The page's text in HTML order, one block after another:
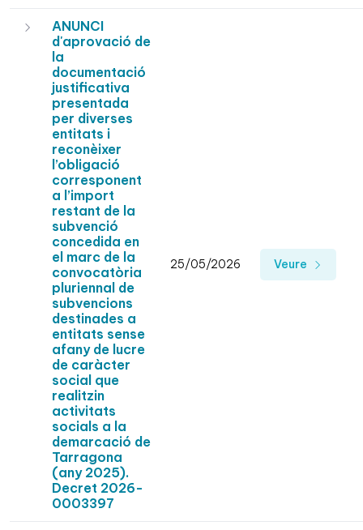
ANUNCI
d'aprovació de
la
documentació
justificativa
presentada
per diverses
entitats i
reconèixer
l’obligació
corresponent
a l’import
restant de la
subvenció
concedida en
el marc de la
convocatòria
pluriennal de
subvencions
destinades a
entitats sense
afany de lucre
de caràcter
social que
realitzin
activitats
socials a la
demarcació de
Tarragona
(any 2025).
Decret 2026-
0003397
25/05/2026 Veure